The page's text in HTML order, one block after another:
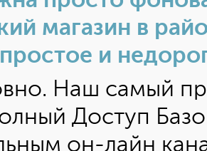
магазин в
и
Наш самый
Доступ
он-лайн